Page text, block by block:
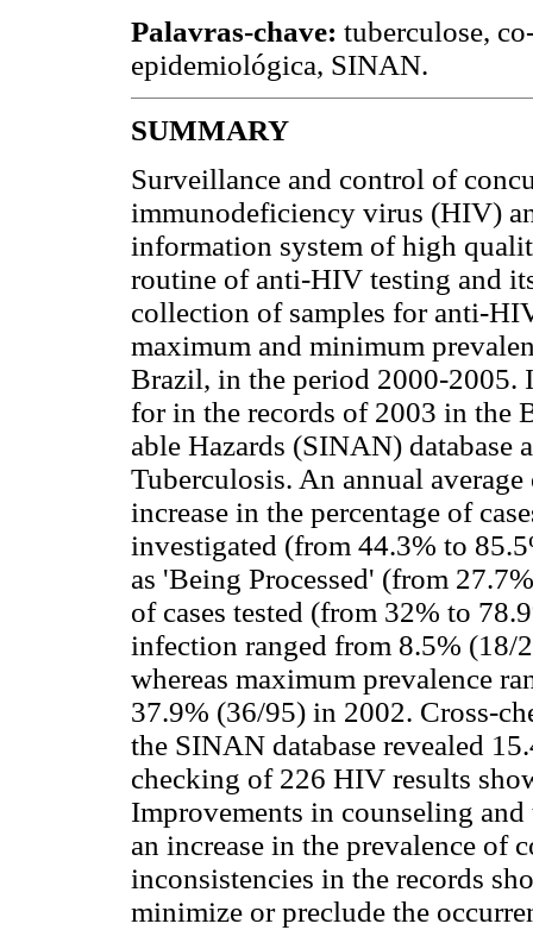
Palavras-chave: tuberculose,
epidemiológica, SINAN.
SUMMARY
Surveillance and control of
immunodeficiency virus (HIV)
information system of high
routine of anti-HIV testing and
collection of samples for anti-
maximum and minimum
Brazil, in the period 2000-2005.
for in the records of 2003 in the
able Hazards (SINAN) database
Tuberculosis. An annual
increase in the percentage of
investigated (from 44.3% to
as 'Being Processed' (from
of cases tested (from 32% to
infection ranged from 8.5%
whereas maximum prevalence
37.9% (36/95) in 2002. Cross-
the SINAN database revealed
checking of 226 HIV results
Improvements in counseling
an increase in the prevalence of
inconsistencies in the records
minimize or preclude the